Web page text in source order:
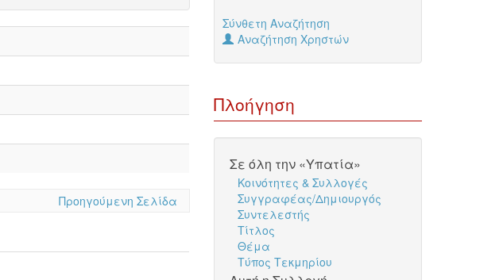
Προηγούμενη Σελίδα
Σύνθετη Αναζήτηση
Αναζήτηση Χρηστών
Πλοήγηση
Σε όλη την «Υπατία»
Κοινότητες & Συλλογές
Συγγραφέας/Δημιουργός
Συντελεστής
Τίτλος
Θέμα
Τύπος Τεκμηρίου